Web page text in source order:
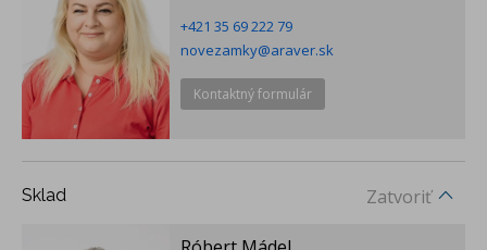
+421 35 69 222 79
novezamky@araver.sk
Kontaktný formulár
Zatvoriť
Sklad